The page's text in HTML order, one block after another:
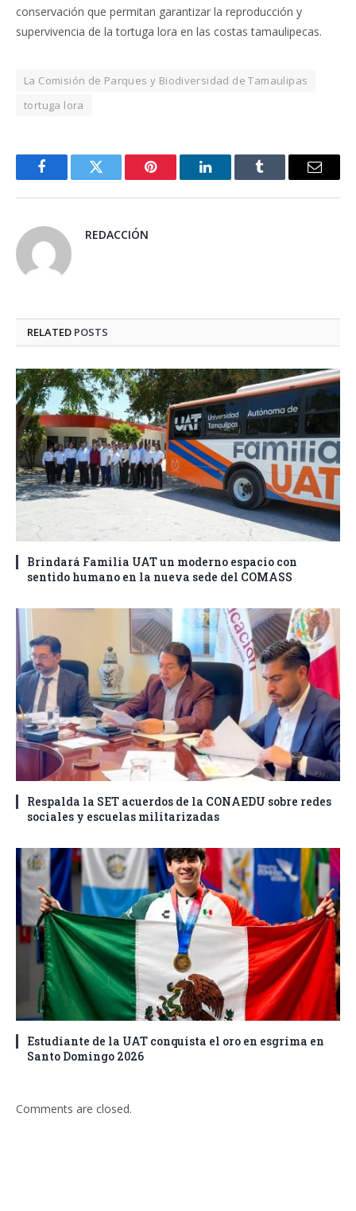
conservación que permitan garantizar la reproducción y
supervivencia de la tortuga lora en las costas tamaulipecas.
La Comisión de Parques y Biodiversidad de Tamaulipas
tortuga lora
FacebookTwitter Pinterest LinkedInTumblr Email
REDACCIÓN
RELATED POSTS
Brindará Familia UAT un moderno espacio con
sentido humano en la nueva sede del COMASS
Respalda la SET acuerdos de la CONAEDU sobre redes
sociales y escuelas militarizadas
Estudiante de la UAT conquista el oro en esgrima en
Santo Domingo 2026
Comments are closed.